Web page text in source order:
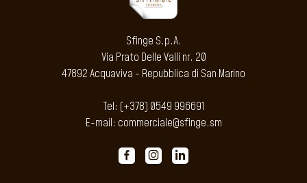
Sfinge S.p.A.
Via Prato Delle Valli nr. 20
47892 Acquaviva - Repubblica di San Marino
Tel: (+378) 0549 996691
E-mail: commerciale@sfinge.sm